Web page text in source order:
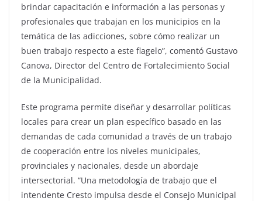
brindar capacitación e información a las personas y
profesionales que trabajan en los municipios en la
temática de las adicciones, sobre cómo realizar un
buen trabajo respecto a este flagelo”, comentó Gustavo
Canova, Director del Centro de Fortalecimiento Social
de la Municipalidad.
Este programa permite diseñar y desarrollar políticas
locales para crear un plan específico basado en las
demandas de cada comunidad a través de un trabajo
de cooperación entre los niveles municipales,
provinciales y nacionales, desde un abordaje
intersectorial. “Una metodología de trabajo que el
intendente Cresto impulsa desde el Consejo Municipal